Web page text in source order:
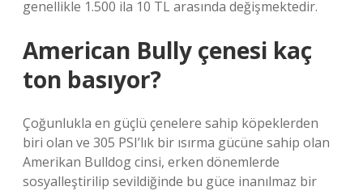
genellikle 1.500 ila 10 TL arasında değişmektedir.
American Bully çenesi kaç
ton basıyor?
Çoğunlukla en güçlü çenelere sahip köpeklerden
biri olan ve 305 PSI’lık bir ısırma gücüne sahip olan
Amerikan Bulldog cinsi, erken dönemlerde
sosyalleştirilip sevildiğinde bu güce inanılmaz bir